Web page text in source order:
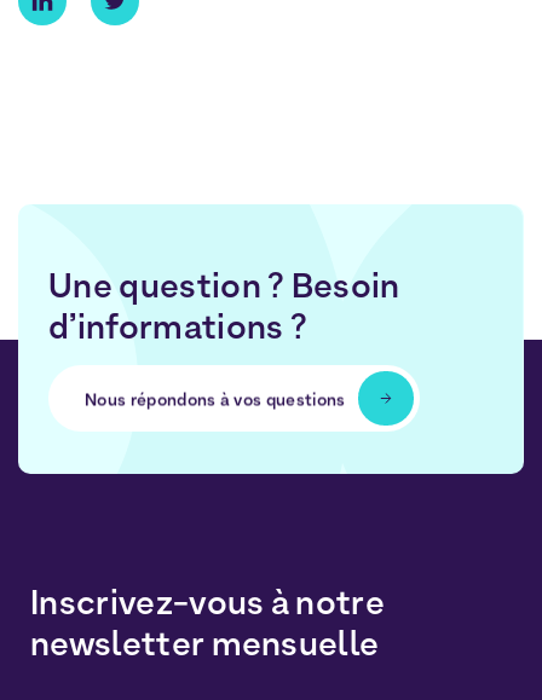
Une question ? Besoin
d’informations ?
Nous répondons à vos questions
Inscrivez-vous à notre
newsletter mensuelle